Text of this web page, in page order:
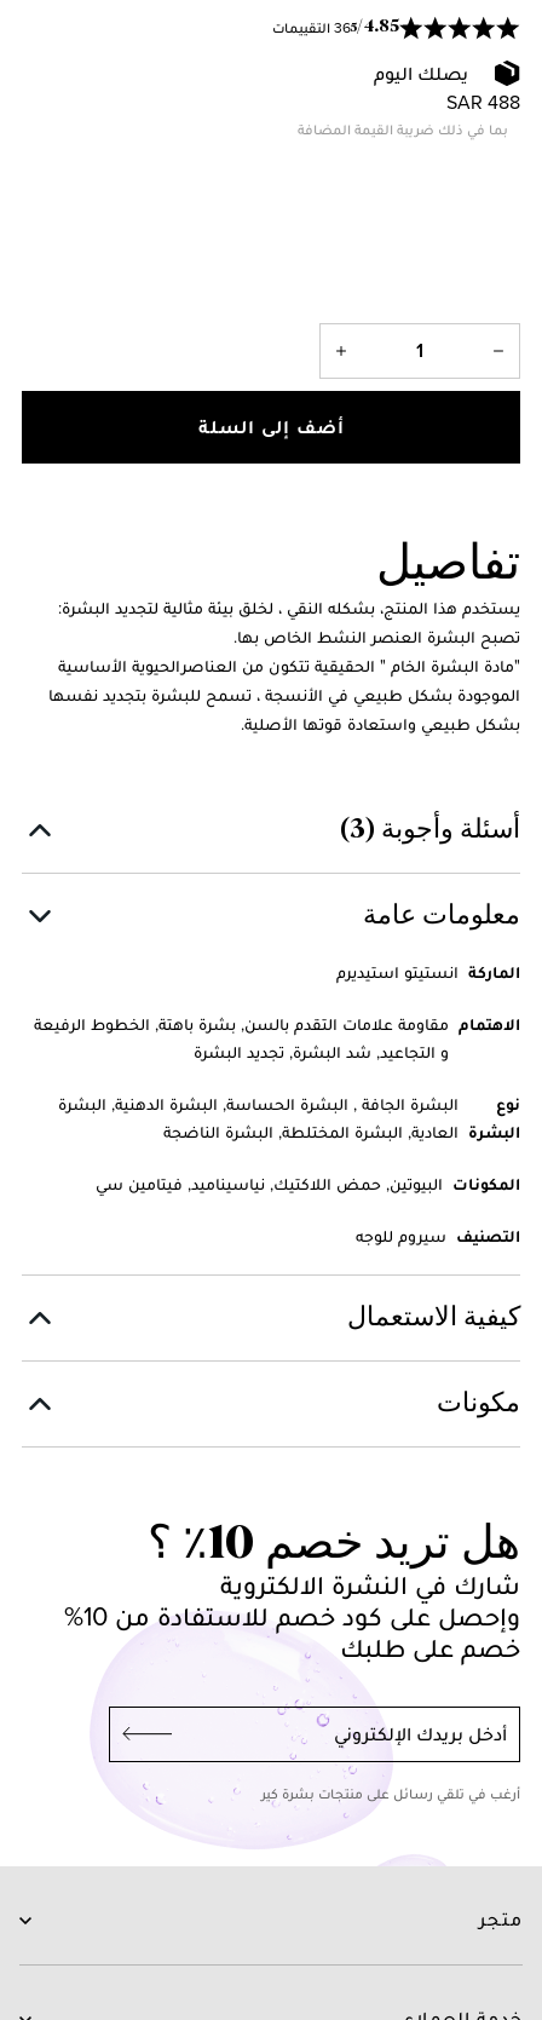
4.85
/
536 التقييمات
يصلك اليوم
SAR 488
بما في ذلك ضريبة القيمة المضافة
أضف إلى السلة
تفاصيل
يستخدم هذا المنتج، بشكله النقي ، لخلق بيئة مثالية لتجديد البشرة:
تصبح البشرة العنصر النشط الخاص بها.
"مادة البشرة الخام " الحقيقية تتكون من العناصرالحيوية الأساسية
الموجودة بشكل طبيعي في الأنسجة ، تسمح للبشرة بتجديد نفسها
بشكل طبيعي واستعادة قوتها الأصلية.
أسئلة وأجوبة (3)
معلومات عامة
الماركة انستيتو استيديرم
الاهتمام مقاومة علامات التقدم بالسن, بشرة باهتة, الخطوط الرفيعة
و التجاعيد, شد البشرة, تجديد البشرة
نوع
البشرة
البشرة الجافة , البشرة الحساسة, البشرة الدهنية, البشرة
العادية, البشرة المختلطة, البشرة الناضجة
المكونات البيوتين, حمض اللاكتيك, نياسيناميد, فيتامين سي
التصنيف سيروم للوجه
كيفية الاستعمال
مكونات
هل تريد خصم 10٪ ؟
شارك في النشرة الالكتروية
وإحصل على كود خصم للاستفادة من 10%
خصم على طلبك
أدخل بريدك الإلكتروني
أرغب في تلقي رسائل على منتجات بشرة كير
متجر